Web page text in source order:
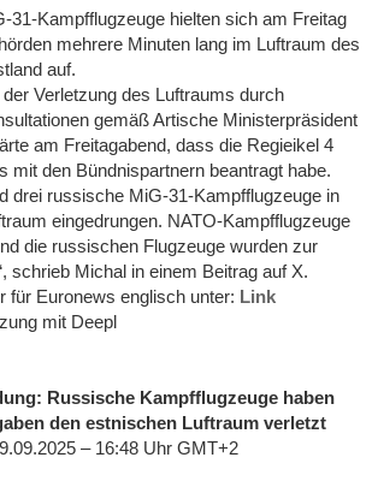
31-Kampfflugzeuge hielten sich am Freitag
mehrere Minuten lang im Luftraum des
auf.
Verletzung des Luftraums durch
gemäß Artische Ministerpräsident
am Freitagabend, dass die Regieikel 4
mit den Bündnispartnern beantragt habe.
drei russische MiG-31-Kampfflugzeuge in
eingedrungen. NATO-Kampfflugzeuge
die russischen Flugzeuge wurden zur
schrieb Michal in einem Beitrag auf X.
für Euronews englisch unter: Link
mit Deepl
Russische Kampfflugzeuge haben
den estnischen Luftraum verletzt
– 16:48 Uhr GMT+2